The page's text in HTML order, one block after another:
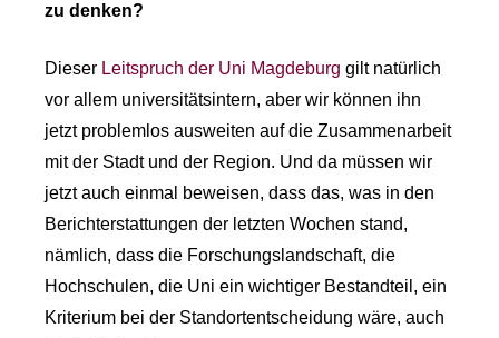
zu denken?
Dieser Leitspruch der Uni Magdeburg gilt natürlich
vor allem universitätsintern, aber wir können ihn
jetzt problemlos ausweiten auf die Zusammenarbeit
mit der Stadt und der Region. Und da müssen wir
jetzt auch einmal beweisen, dass das, was in den
Berichterstattungen der letzten Wochen stand,
nämlich, dass die Forschungslandschaft, die
Hochschulen, die Uni ein wichtiger Bestandteil, ein
Kriterium bei der Standortentscheidung wäre, auch